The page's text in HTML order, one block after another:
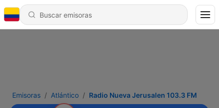
Emisoras Atlántico Radio Nueva Jerusalen 103.3 FM